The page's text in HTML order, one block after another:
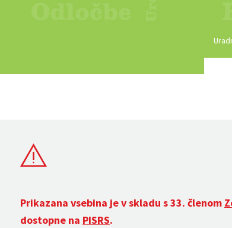
Prikazana vsebina je v skladu s 33. členom
dostopne na PISRS.